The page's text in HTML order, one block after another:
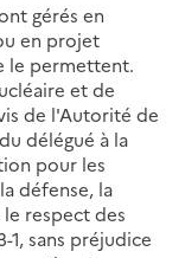
gérés en
en projet
le permettent.
et de
de l'Autorité de
délégué à la
pour les
défense, la
respect des
sans préjudice